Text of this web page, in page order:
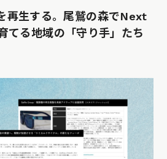
再生する。尾鷲の森でNext
る地域の「守り手」たち